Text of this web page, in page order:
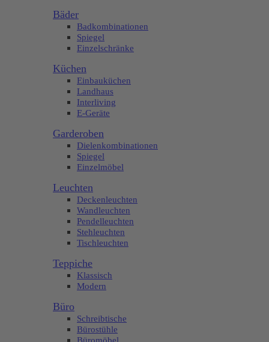
Bäder
Badkombinationen
Spiegel
Einzelschränke
Küchen
Einbauküchen
Landhaus
Interliving
E-Geräte
Garderoben
Dielenkombinationen
Spiegel
Einzelmöbel
Leuchten
Deckenleuchten
Wandleuchten
Pendelleuchten
Stehleuchten
Tischleuchten
Teppiche
Klassisch
Modern
Büro
Schreibtische
Bürostühle
Büromöbel